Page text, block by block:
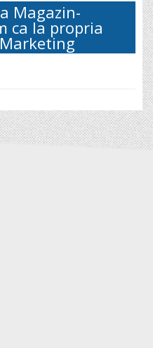
Magazin-
ca la propria